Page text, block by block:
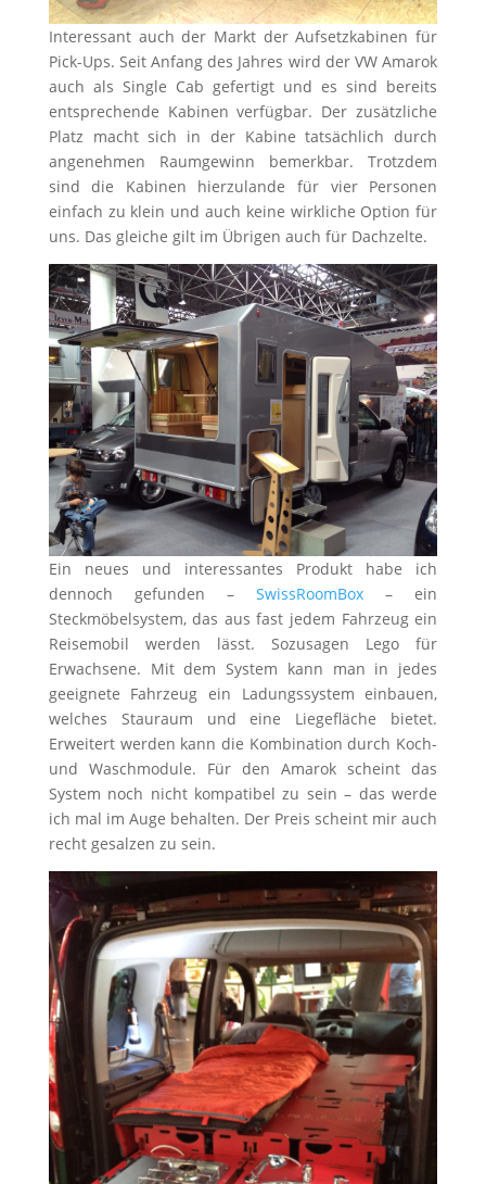
Interessant auch der Markt der Aufsetzkabinen für
Pick-Ups. Seit Anfang des Jahres wird der VW Amarok
auch als Single Cab gefertigt und es sind bereits
entsprechende Kabinen verfügbar. Der zusätzliche
Platz macht sich in der Kabine tatsächlich durch
angenehmen Raumgewinn bemerkbar. Trotzdem
sind die Kabinen hierzulande für vier Personen
einfach zu klein und auch keine wirkliche Option für
uns. Das gleiche gilt im Übrigen auch für Dachzelte.
Ein neues und interessantes Produkt habe ich
dennoch gefunden –SwissRoomBox – ein
Steckmöbelsystem, das aus fast jedem Fahrzeug ein
Reisemobil werden lässt. Sozusagen Lego für
Erwachsene. Mit dem System kann man in jedes
geeignete Fahrzeug ein Ladungssystem einbauen,
welches Stauraum und eine Liegefläche bietet.
Erweitert werden kann die Kombination durch Koch-
und Waschmodule. Für den Amarok scheint das
System noch nicht kompatibel zu sein – das werde
ich mal im Auge behalten. Der Preis scheint mir auch
recht gesalzen zu sein.